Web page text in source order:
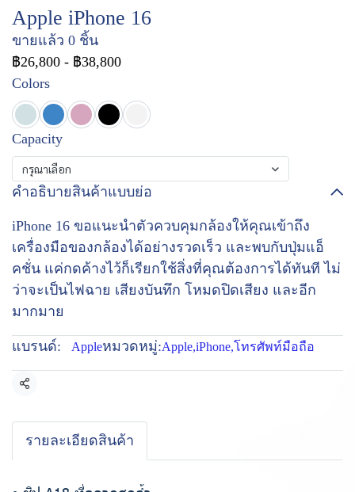
Apple iPhone 16
ขายแล้ว 0 ชิ้น
฿26,800 - ฿38,800
Colors
Capacity
กรุณาเลือก
คำอธิบายสินค้าแบบย่อ
iPhone 16 ขอแนะนำตัวควบคุมกล้องให้คุณเข้าถึง
เครื่องมือของกล้องได้อย่างรวดเร็ว และพบกับปุ่มแอ็
คชั่น แค่กดค้างไว้ก็เรียกใช้สิ่งที่คุณต้องการได้ทันที ไม่
ว่าจะเป็นไฟฉาย เสียงบันทึก โหมดปิดเสียง และอีก
มากมาย
แบรนด์: Appleหมวดหมู่:Apple,iPhone,โทรศัพท์มือถือ
แชร์
รายละเอียดสินค้า